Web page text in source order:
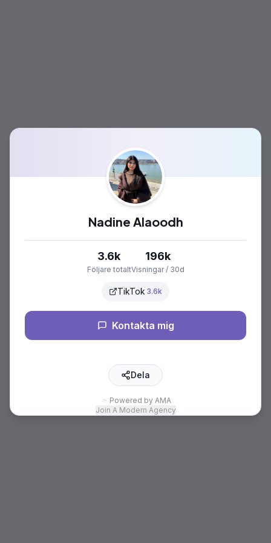
Nadine Alaoodh
3.6k
Följare totalt
196k
Visningar / 30d
TikTok 3.6k
Kontakta mig
Dela
Powered by AMA
Join A Modern Agency